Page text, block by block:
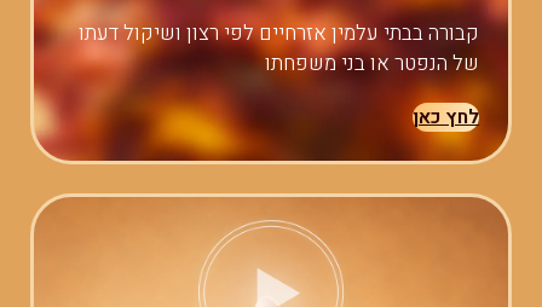
קבורה בבתי עלמין אזרחיים לפי רצון ושיקול דעתו
של הנפטר או בני משפחתו
לחץ כאן